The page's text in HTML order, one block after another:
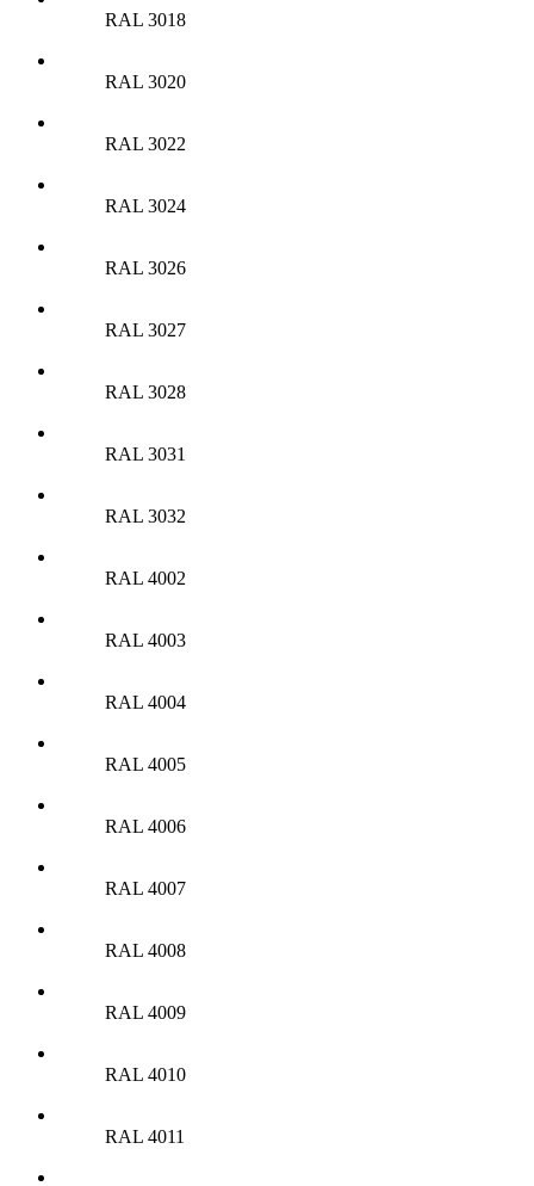
RAL 3018
RAL 3020
RAL 3022
RAL 3024
RAL 3026
RAL 3027
RAL 3028
RAL 3031
RAL 3032
RAL 4002
RAL 4003
RAL 4004
RAL 4005
RAL 4006
RAL 4007
RAL 4008
RAL 4009
RAL 4010
RAL 4011